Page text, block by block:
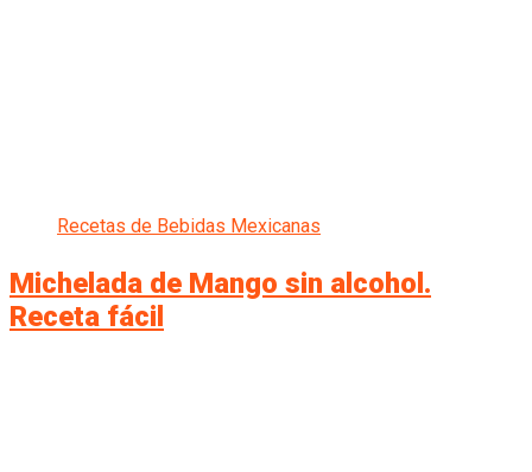
Recetas de Bebidas Mexicanas
Michelada de Mango sin alcohol.
Receta fácil